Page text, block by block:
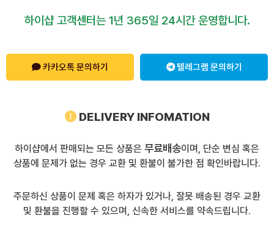
하이샵 고객센터는 1년 365일 24시간 운영합니다.
카카오톡 문의하기 텔레그램 문의하기
DELIVERY INFOMATION
하이샵에서 판매되는 모든 상품은 무료배송이며, 단순 변심 혹은
상품에 문제가 없는 경우 교환 및 환불이 불가한 점 확인바랍니다.
주문하신 상품이 문제 혹은 하자가 있거나, 잘못 배송된 경우 교환
및 환불을 진행할 수 있으며, 신속한 서비스를 약속드립니다.